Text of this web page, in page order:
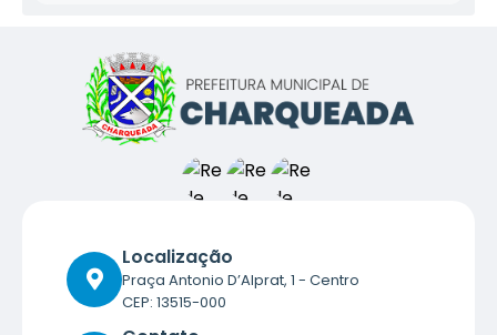
Localização
Praça Antonio D’Alprat, 1 - Centro
CEP: 13515-000